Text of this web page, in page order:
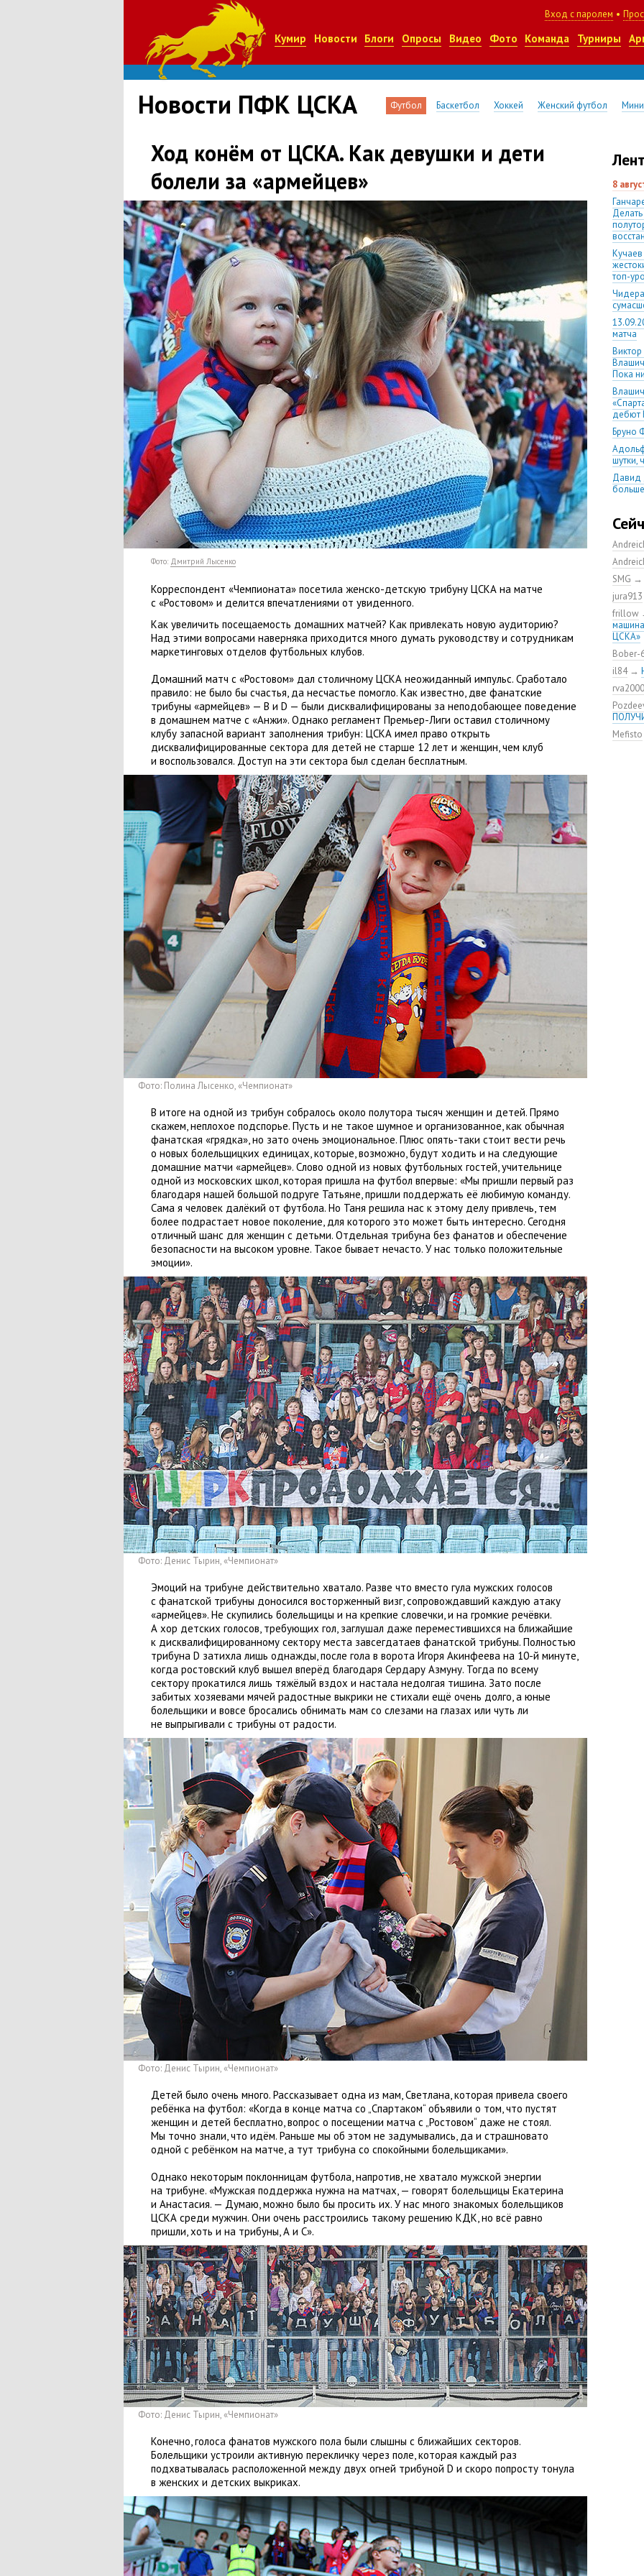
Вход с паролем •
Кумир Новости Блоги Опросы Видео Фото Команда Турниры
Новости ПФК ЦСКА Футбол Баскетбол Хоккей Женский футбол
Ход конём от ЦСКА. Как девушки и дети
болели за «армейцев»
Фото: Дмитрий Лысенко
Корреспондент «Чемпионата» посетила женско-детскую трибуну ЦСКА на матче
с «Ростовом» и делится впечатлениями от увиденного.
Как увеличить посещаемость домашних матчей? Как привлекать новую аудиторию?
Над этими вопросами наверняка приходится много думать руководству и сотрудникам
маркетинговых отделов футбольных клубов.
Домашний матч с «Ростовом» дал столичному ЦСКА неожиданный импульс. Сработало
правило: не было бы счастья, да несчастье помогло. Как известно, две фанатские
трибуны «армейцев» — B и D — были дисквалифицированы за неподобающее поведение
в домашнем матче с «Анжи». Однако регламент Премьер-Лиги оставил столичному
клубу запасной вариант заполнения трибун: ЦСКА имел право открыть
дисквалифицированные сектора для детей не старше 12 лет и женщин, чем клуб
и воспользовался. Доступ на эти сектора был сделан бесплатным.
Фото: Полина Лысенко,«Чемпионат»
В итоге на одной из трибун собралось около полутора тысяч женщин и детей. Прямо
скажем, неплохое подспорье. Пусть и не такое шумное и организованное, как обычная
фанатская «грядка», но зато очень эмоциональное. Плюс опять-таки стоит вести речь
о новых болельщицких единицах, которые, возможно, будут ходить и на следующие
домашние матчи «армейцев». Слово одной из новых футбольных гостей, учительнице
одной из московских школ, которая пришла на футбол впервые: «Мы пришли первый раз
благодаря нашей большой подруге Татьяне, пришли поддержать её любимую команду.
Сама я человек далёкий от футбола. Но Таня решила нас к этому делу привлечь, тем
более подрастает новое поколение, для которого это может быть интересно. Сегодня
отличный шанс для женщин с детьми. Отдельная трибуна без фанатов и обеспечение
безопасности на высоком уровне. Такое бывает нечасто. У нас только положительные
эмоции».
Фото: Денис Тырин,«Чемпионат»
Эмоций на трибуне действительно хватало. Разве что вместо гула мужских голосов
с фанатской трибуны доносился восторженный визг, сопровождавший каждую атаку
«армейцев». Не скупились болельщицы и на крепкие словечки, и на громкие речёвки.
А хор детских голосов, требующих гол, заглушал даже переместившихся на ближайшие
к дисквалифицированному сектору места завсегдатаев фанатской трибуны. Полностью
трибуна D затихла лишь однажды, после гола в ворота Игоря Акинфеева на 10-й минуте,
когда ростовский клуб вышел вперёд благодаря Сердару Азмуну. Тогда по всему
сектору прокатился лишь тяжёлый вздох и настала недолгая тишина. Зато после
забитых хозяевами мячей радостные выкрики не стихали ещё очень долго, а юные
болельщики и вовсе бросались обнимать мам со слезами на глазах или чуть ли
не выпрыгивали с трибуны от радости.
Фото: Денис Тырин,«Чемпионат»
Детей было очень много. Рассказывает одна из мам, Светлана, которая привела своего
ребёнка на футбол: «Когда в конце матча со „Спартаком“ объявили о том, что пустят
женщин и детей бесплатно, вопрос о посещении матча с „Ростовом“ даже не стоял.
Мы точно знали, что идём. Раньше мы об этом не задумывались, да и страшновато
одной с ребёнком на матче, а тут трибуна со спокойными болельщиками».
Однако некоторым поклонницам футбола, напротив, не хватало мужской энергии
на трибуне. «Мужская поддержка нужна на матчах, — говорят болельщицы Екатерина
и Анастасия. — Думаю, можно было бы просить их. У нас много знакомых болельщиков
ЦСКА среди мужчин. Они очень расстроились такому решению КДК, но всё равно
пришли, хоть и на трибуны, А и С».
Фото: Денис Тырин,«Чемпионат»
Конечно, голоса фанатов мужского пола были слышны с ближайших секторов.
Болельщики устроили активную перекличку через поле, которая каждый раз
подхватывалась расположенной между двух огней трибуной D и скоро попросту тонула
в женских и детских выкриках.
8
топ-
матча
Пока
дебют
Бруно
шутки,
Давид
матча
на
но
мяча»
ЦСКА
нового
SMG →
jura913
frillow
ЦСКА»
Bober-
il84→
rva2000
Mefisto